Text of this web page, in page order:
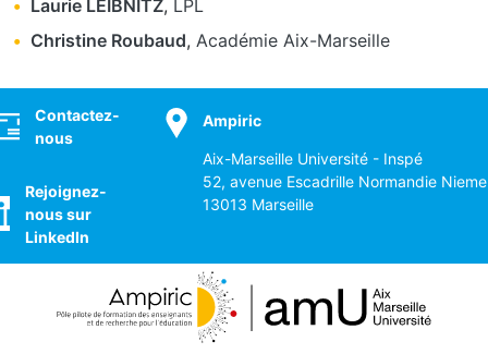
Laurie LEIBNITZ, LPL
Christine Roubaud, Académie Aix-Marseille
Contactez-
nous
Rejoignez-
nous sur
LinkedIn
Ampiric
Aix-Marseille Université - Inspé
52, avenue Escadrille Normandie
13013 Marseille